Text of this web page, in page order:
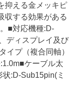
抑える金メッキピ
収する効果がある
■対応機種:D-
ディスプレイ及び
イプ（複合同軸）
ケーブル太
:D-Sub15pin(ミ